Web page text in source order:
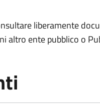
liberamente
altro ente pubblico o